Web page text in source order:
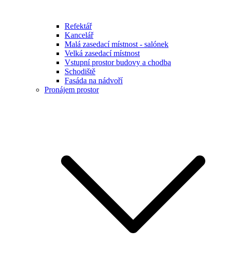
Refektář
Kancelář
Malá zasedací místnost - salónek
Velká zasedací místnost
Vstupní prostor budovy a chodba
Schodiště
Fasáda na nádvoří
Pronájem prostor